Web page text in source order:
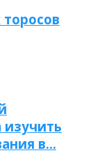
изучить
в…